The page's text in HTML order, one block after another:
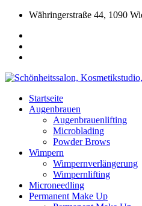
Währingerstraße 44, 1090
Startseite
Augenbrauen
Augenbrauenlifting
Microblading
Powder Brows
Wimpern
Wimpernverlängerung
Wimpernlifting
Microneedling
Permanent Make Up